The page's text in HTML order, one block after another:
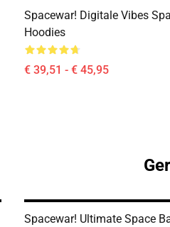
Spacewar! Digitale Vibes
Hoodies
€ 39,51 - € 45,95
Spacewar! Ultimate Space